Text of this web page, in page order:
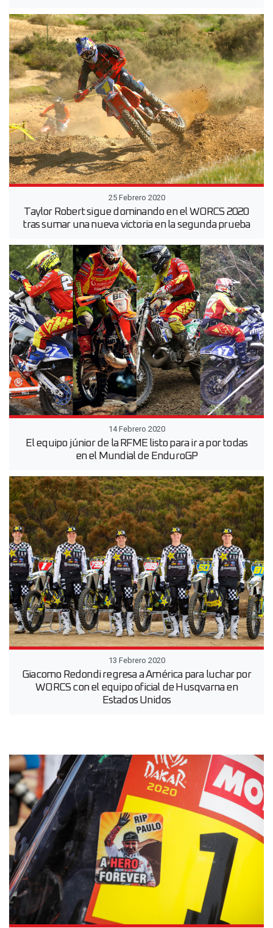
25 Febrero 2020
Taylor Robert sigue dominando en el WORCS 2020
tras sumar una nueva victoria en la segunda prueba
14 Febrero 2020
El equipo júnior de la RFME listo para ir a por todas
en el Mundial de EnduroGP
13 Febrero 2020
Giacomo Redondi regresa a América para luchar por
WORCS con el equipo oficial de Husqvarna en
Estados Unidos